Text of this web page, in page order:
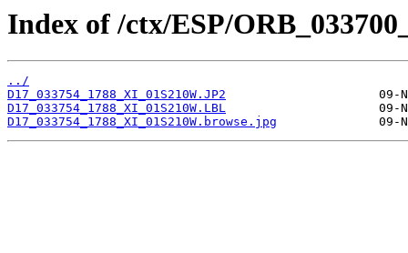
Index of /ctx/ESP/
../
D17_033754_1788_XI_01S210W.JP2
D17_033754_1788_XI_01S210W.LBL
D17_033754_1788_XI_01S210W.browse.jpg